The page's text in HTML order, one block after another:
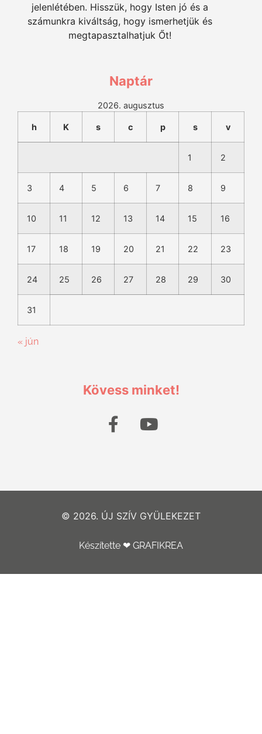
jelenlétében. Hisszük, hogy Isten jó és a
számunkra kiváltság, hogy ismerhetjük és
megtapasztalhatjuk Őt!
Naptár
2026. augusztus
h K s c p s v
1 2
3 4 5 6 7 8 9
10 11 12 13 14 15 16
17 18 19 20 21 22 23
24 25 26 27 28 29 30
31
« jún
Kövess minket!
© 2026. ÚJ SZÍV GYÜLEKEZET
Készítette ❤ GRAFIKREA